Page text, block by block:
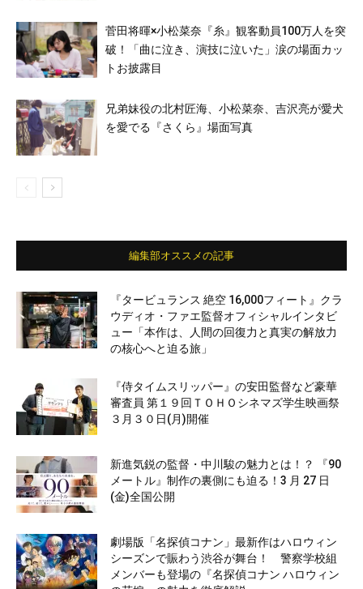
菅田将暉×小松菜奈『糸』観客動員100万人を突
破！「曲に泣き、演技に泣いた」涙の場面カッ
トお披露目
兄弟妹役の北村匠海、小松菜奈、吉沢亮が愛犬
を愛でる『さくら』場面写真
編集部オススメの記事
『タービュランス 絶空 16,000フィート』クラ
ウディオ・ファエ監督オフィシャルインタビ
ュー「本作は、人間の回復力と真実の解放力
の核心へと迫る旅」
『侍タイムスリッパー』の安田監督など豪華
審査員 第１９回ＴＯＨＯシネマズ学生映画祭
３月３０日(月)開催
新進気鋭の監督・中川駿の魅力とは！？ 『90
メートル』制作の裏側にも迫る！3 月 27 日
(金)全国公開
劇場版「名探偵コナン」最新作はハロウィン
シーズンで賑わう渋谷が舞台！ 警察学校組
メンバーも登場の『名探偵コナン ハロウィン